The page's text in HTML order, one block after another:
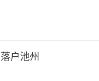
户池州